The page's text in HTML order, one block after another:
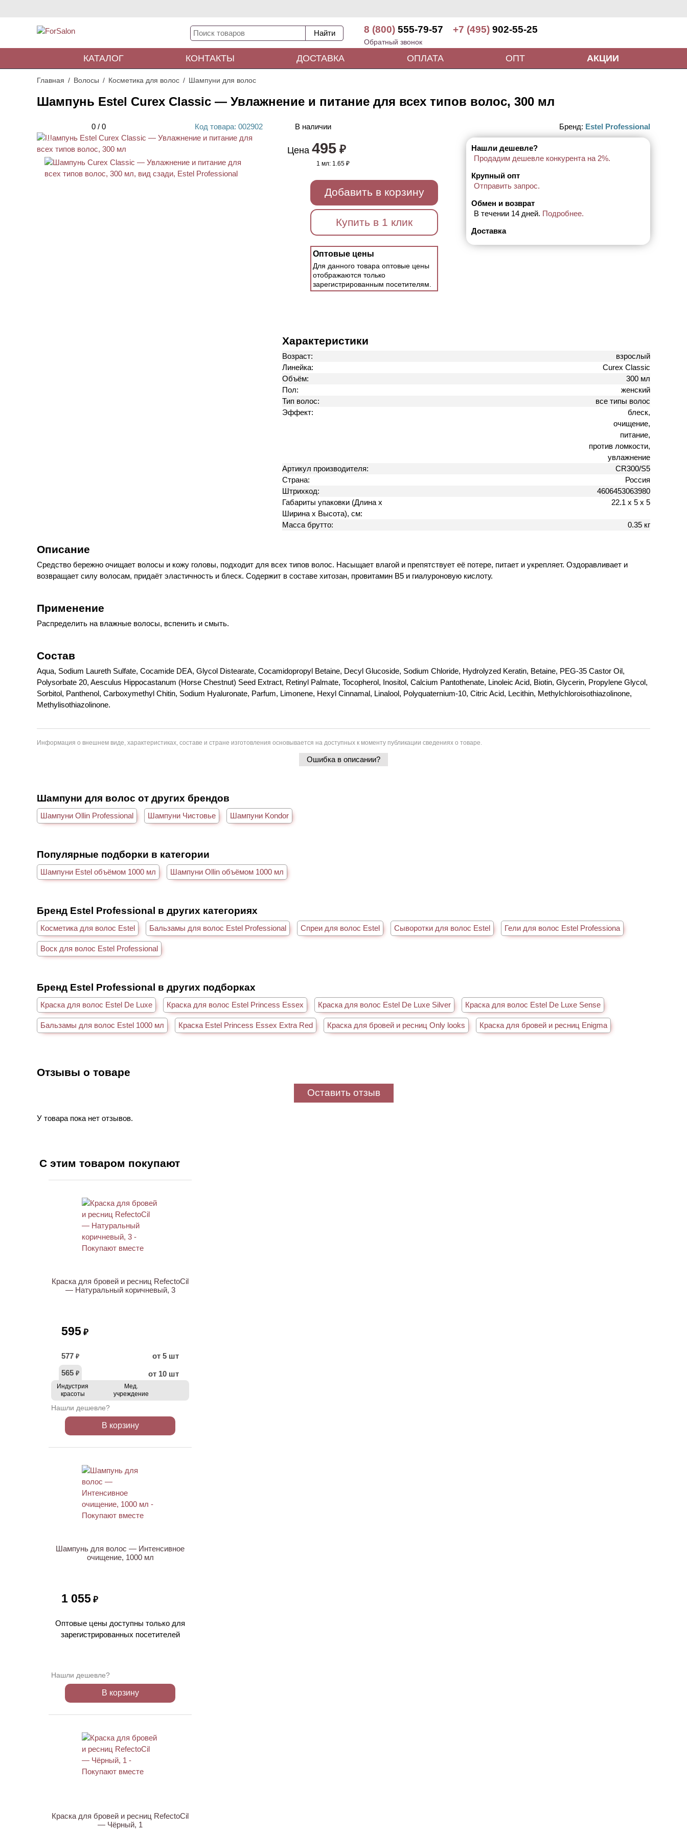
8 (800) 555-79-57 +7 (495) 902-55-25
Обратный звонок
КАТАЛОГ КОНТАКТЫ ДОСТАВКА ОПЛАТА ОПТ АКЦИИ
Главная Волосы Косметика для волос Шампуни для волос
Шампунь Estel Curex Classic — Увлажнение и питание для всех типов волос, 300 мл
0 / 0 Код товара: 002902
ХИТ
В наличии Бренд: Estel Professional
Цена 495 ₽
1 мл: 1.65 ₽
Добавить в корзину
Купить в 1 клик
Оптовые цены
Для данного товара оптовые цены
отображаются только
зарегистрированным посетителям.
Нашли дешевле?
Продадим дешевле конкурента на 2%.
Крупный опт
Отправить запрос.
Обмен и возврат
В течении 14 дней. Подробнее.
Доставка
Характеристики
Возраст:
взрослый
Линейка:
Curex Classic
Объём:
300 мл
Пол:
женский
Тип волос:
все типы волос
Эффект:
блеск,
очищение,
питание,
против ломкости,
увлажнение
Артикул производителя:
CR300/S5
Страна:
Россия
Штрихкод:
4606453063980
Габариты упаковки (Длина х
Ширина х Высота), см:
22.1 х 5 х 5
Масса брутто: 0.35 кг
Описание
Средство бережно очищает волосы и кожу головы, подходит для всех типов волос. Насыщает влагой и препятствует её потере, питает и укрепляет. Оздоравливает и
возвращает силу волосам, придаёт эластичность и блеск. Содержит в составе хитозан, провитамин B5 и гиалуроновую кислоту.
Применение
Распределить на влажные волосы, вспенить и смыть.
Состав
Aqua, Sodium Laureth Sulfate, Cocamide DEA, Glycol Distearate, Cocamidopropyl Betaine, Decyl Glucoside, Sodium Chloride, Hydrolyzed Keratin, Betaine, PEG-35 Castor Oil,
Polysorbate 20, Aesculus Hippocastanum (Horse Chestnut) Seed Extract, Retinyl Palmate, Tocopherol, Inositol, Calcium Pantothenate, Linoleic Acid, Biotin, Glycerin, Propylene Glycol,
Sorbitol, Panthenol, Carboxymethyl Chitin, Sodium Hyaluronate, Parfum, Limonene, Hexyl Cinnamal, Linalool, Polyquaternium-10, Citric Acid, Lecithin, Methylchloroisothiazolinone,
Methylisothiazolinone.
Информация о внешнем виде, характеристиках, составе и стране изготовления основывается на доступных к моменту публикации сведениях о товаре.
Ошибка в описании?
Шампуни для волос от других брендов
Шампуни Ollin Professional Шампуни Чистовье Шампуни Kondor
Популярные подборки в категории
Шампуни Estel объёмом 1000 мл Шампуни Ollin объёмом 1000 мл
Бренд Estel Professional в других категориях
Косметика для волос Estel Бальзамы для волос Estel Professional Спреи для волос Estel Сыворотки для волос Estel Гели для волос Estel Professiona
Воск для волос Estel Professional
Бренд Estel Professional в других подборках
Краска для волос Estel De Luxe Краска для волос Estel Princess Essex Краска для волос Estel De Luxe Silver Краска для волос Estel De Luxe Sense
Бальзамы для волос Estel 1000 мл Краска Estel Princess Essex Extra Red Краска для бровей и ресниц Only looks Краска для бровей и ресниц Enigma
Отзывы о товаре
Оставить отзыв
У товара пока нет отзывов.
С этим товаром покупают
Краска для бровей и ресниц RefectoCil
— Натуральный коричневый, 3
595 ₽
577 ₽
от 5 шт
565 ₽ от 10 шт
Индустрия
красоты
Мед.
учреждение
Нашли дешевле?
В корзину
Шампунь для волос — Интенсивное
очищение, 1000 мл
1 055 ₽
Оптовые цены доступны только для
зарегистрированных посетителей
Нашли дешевле?
В корзину
Краска для бровей и ресниц RefectoCil
— Чёрный, 1